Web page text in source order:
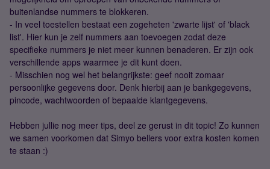
buitenlandse nummers te blokkeren.
- In veel toestellen bestaat een zogeheten 'zwarte lijst' of 'black
list'. Hier kun je zelf nummers aan toevoegen zodat deze
specifieke nummers je niet meer kunnen benaderen. Er zijn ook
verschillende apps waarmee je dit kunt doen.
- Misschien nog wel het belangrijkste: geef nooit zomaar
persoonlijke gegevens door. Denk hierbij aan je bankgegevens,
pincode, wachtwoorden of bepaalde klantgegevens.
Hebben jullie nog meer tips, deel ze gerust in dit topic! Zo kunnen
we samen voorkomen dat Simyo bellers voor extra kosten komen
te staan :)